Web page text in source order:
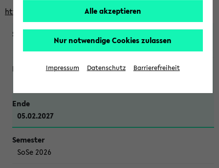
https://ekvv.uni-bielefeld.de/ws/calendar?vz
WiSe 2026/2027
05.02.2027
SoSe 2026
Alle akzeptieren
Nur notwendige Cookies zulassen
Impressum Datenschutz Barrierefreiheit